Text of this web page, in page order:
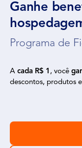
Ganhe
Programa de
A cada R$ 1 , você
descontos, produtos